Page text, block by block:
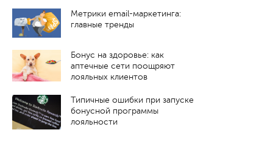
Метрики email-маркетинга:
главные тренды
Бонус на здоровье: как
аптечные сети поощряют
лояльных клиентов
Типичные ошибки при запуске
бонусной программы
лояльности